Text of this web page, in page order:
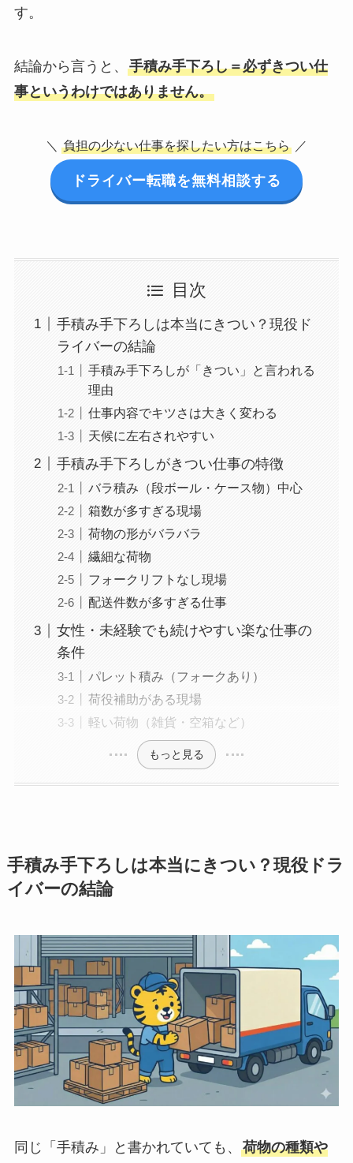
す。
結論から言うと、 手積み手下ろし＝必ずきつい仕
事というわけではありません。
＼ 負担の少ない仕事を探したい方はこちら ／
ドライバー転職を無料相談する
目次
手積み手下ろしは本当にきつい？現役ド
ライバーの結論
手積み手下ろしが「きつい」と言われる
理由
仕事内容でキツさは大きく変わる
天候に左右されやすい
手積み手下ろしがきつい仕事の特徴
バラ積み（段ボール・ケース物）中心
箱数が多すぎる現場
荷物の形がバラバラ
繊細な荷物
フォークリフトなし現場
配送件数が多すぎる仕事
女性・未経験でも続けやすい楽な仕事の
条件
パレット積み（フォークあり）
荷役補助がある現場
軽い荷物（雑貨・空箱など）
もっと見る
手積み手下ろしは本当にきつい？現役ドラ
イバーの結論
同じ「手積み」と書かれていても、 荷物の種類や